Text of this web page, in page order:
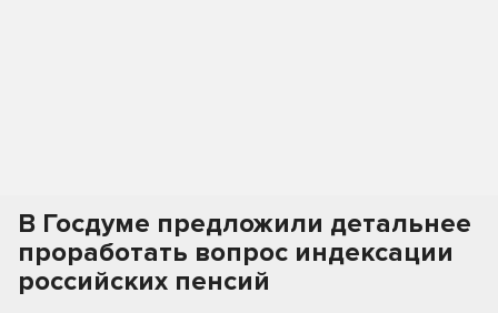
В Госдуме предложили детальнее
проработать вопрос индексации
российских пенсий